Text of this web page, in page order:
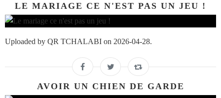
LE MARIAGE CE N'EST PAS UN JEU !
Uploaded by QR TCHALABI on 2026-04-28.
AVOIR UN CHIEN DE GARDE